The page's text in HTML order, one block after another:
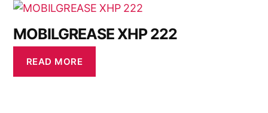
MOBILGREASE XHP 222
READ MORE